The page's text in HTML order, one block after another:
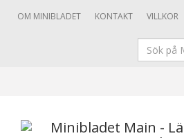
OM MINIBLADET KONTAKT VILLKOR
Sök